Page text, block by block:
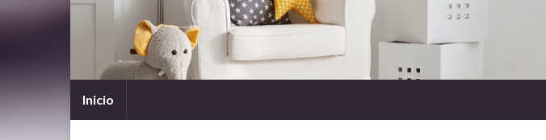
Inicio